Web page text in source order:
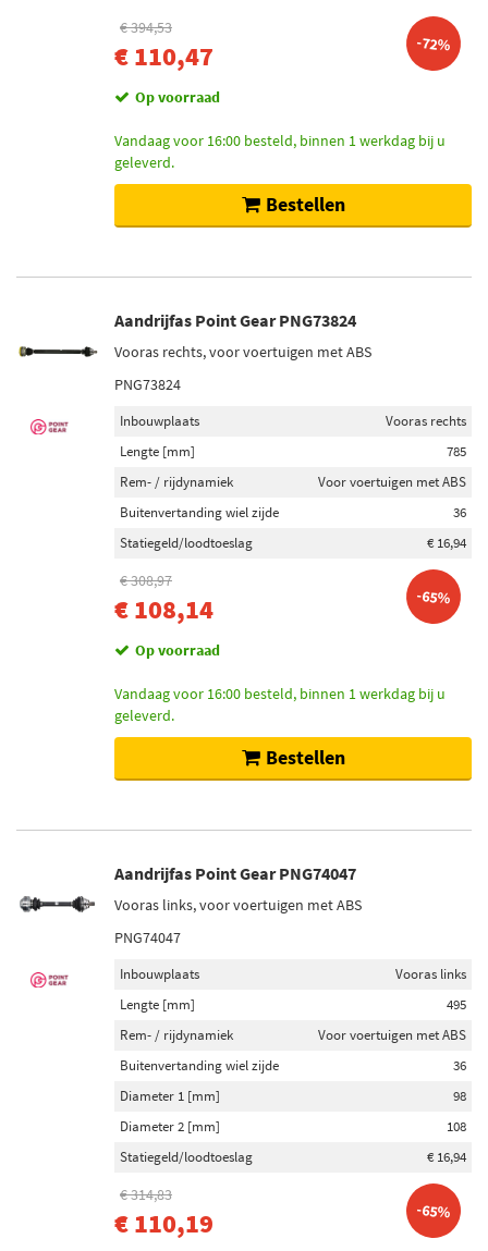
€ 394,53
€ 110,47 -72%
Op voorraad
Vandaag voor 16:00 besteld, binnen 1 werkdag bij u
geleverd.
Bestellen
Aandrijfas Point Gear PNG73824
Vooras rechts, voor voertuigen met ABS
PNG73824
Inbouwplaats
Vooras rechts
Lengte [mm]
785
Rem- / rijdynamiek
Voor voertuigen met ABS
Buitenvertanding wiel zijde
36
Statiegeld/loodtoeslag
€ 16,94
€ 308,97
€ 108,14 -65%
Op voorraad
Vandaag voor 16:00 besteld, binnen 1 werkdag bij u
geleverd.
Bestellen
Aandrijfas Point Gear PNG74047
Vooras links, voor voertuigen met ABS
PNG74047
Inbouwplaats
Vooras links
Lengte [mm]
495
Rem- / rijdynamiek
Voor voertuigen met ABS
Buitenvertanding wiel zijde
36
Diameter 1 [mm]
98
Diameter 2 [mm]
108
Statiegeld/loodtoeslag
€ 16,94
€ 314,83
€ 110,19 -65%